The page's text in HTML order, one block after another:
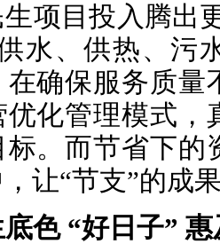
项目投入腾出
水、供热、污
在确保服务质
化管理模式，
标。而节省下
让“节支”的成
色 “好日子”